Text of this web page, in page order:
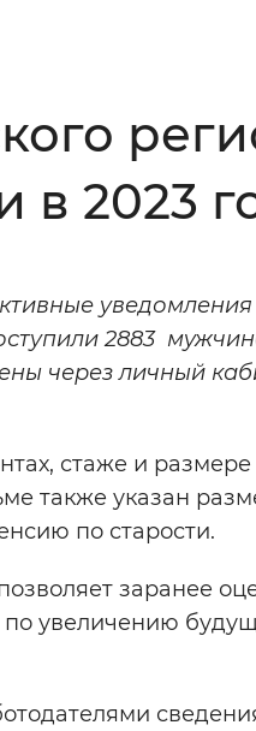
Синий
в 2023
уведомления
2883
через личный
стаже и размере
также указан
по старости.
заранее
увеличению